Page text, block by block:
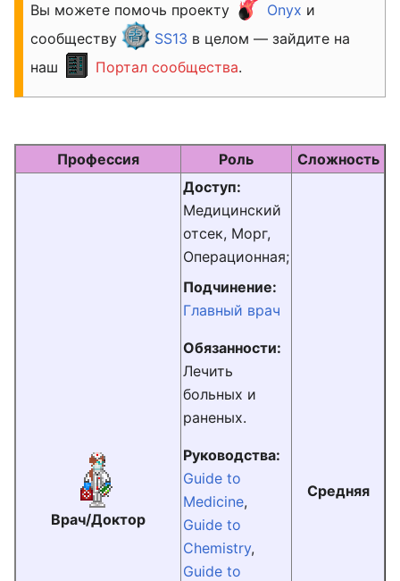
Вы можете помочь проекту
Onyx и
сообществу
SS13 в целом — зайдите на
наш
Портал сообщества.
Профессия Роль Сложность
Врач/Доктор
Доступ:
Медицинский
отсек, Морг,
Операционная;
Подчинение:
Главный врач
Обязанности:
Лечить
больных и
раненых.
Руководства:
Guide to
Medicine,
Guide to
Сhemistry,
Guide to
Средняя